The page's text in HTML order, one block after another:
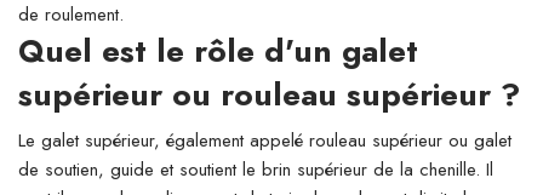
de roulement.
Quel est le rôle d'un galet
supérieur ou rouleau supérieur ?
Le galet supérieur, également appelé rouleau supérieur ou galet
de soutien, guide et soutient le brin supérieur de la chenille. Il